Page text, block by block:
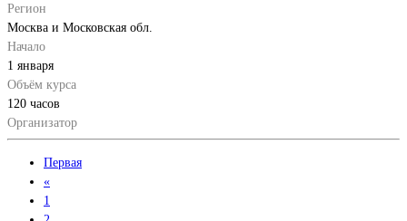
Регион
Москва и Московская обл.
Начало
1 января
Объём курса
120 часов
Организатор
Первая
«
1